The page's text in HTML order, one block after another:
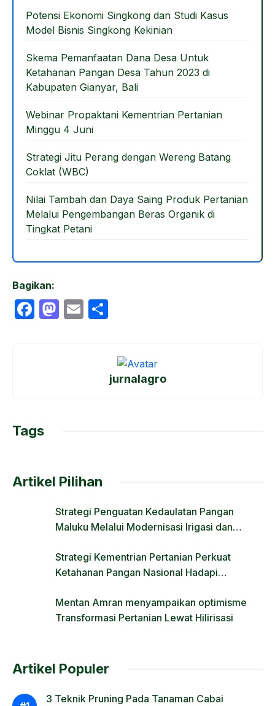
o
o
k
o
n
Potensi Ekonomi Singkong dan Studi Kasus
Model Bisnis Singkong Kekinian
Skema Pemanfaatan Dana Desa Untuk
Ketahanan Pangan Desa Tahun 2023 di
Kabupaten Gianyar, Bali
Webinar Propaktani Kementrian Pertanian
Minggu 4 Juni
Strategi Jitu Perang dengan Wereng Batang
Coklat (WBC)
Nilai Tambah dan Daya Saing Produk Pertanian
Melalui Pengembangan Beras Organik di
Tingkat Petani
Bagikan:
F
o
k
M E
e
jurnalagro
Tags
Artikel Pilihan
Strategi Penguatan Kedaulatan Pangan
Maluku Melalui Modernisasi Irigasi dan
Strategi Kementrian Pertanian Perkuat
Ketahanan Pangan Nasional Hadapi
Mentan Amran menyampaikan optimisme
Transformasi Pertanian Lewat Hilirisasi
Artikel Populer
3 Teknik Pruning Pada Tanaman Cabai